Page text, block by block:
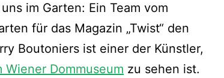
im Garten: Ein Team vom
für das Magazin „Twist“ den
Boutoniers ist einer der Künstler,
Wiener Dommuseum zu sehen ist.